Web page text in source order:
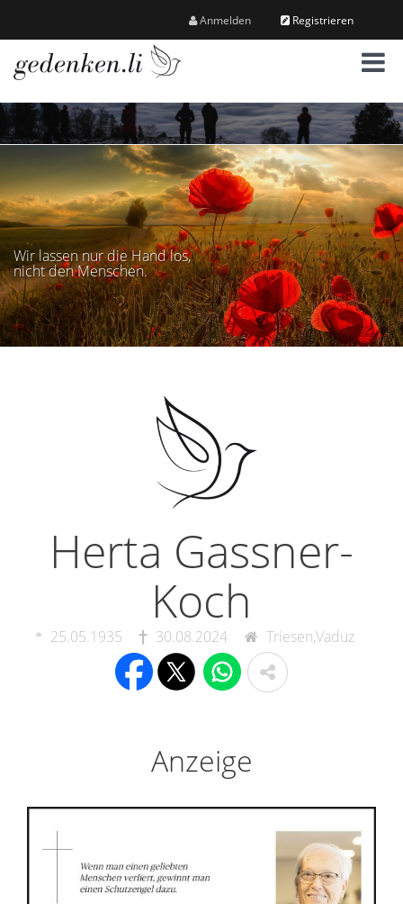
Anmelden Registrieren
M
e
n
ü
Wir lassen nur die Hand los,
nicht den Menschen.
Herta Gassner-
Koch
25.05.1935 30.08.2024 Triesen,Vaduz
Anzeige